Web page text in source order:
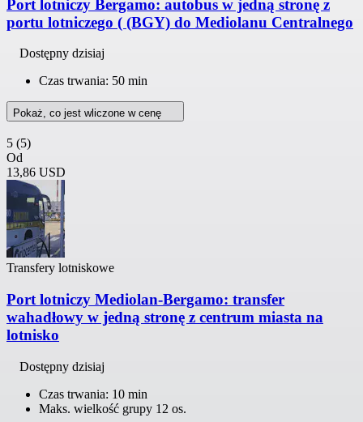
Port lotniczy Bergamo: autobus w jedną stronę z
portu lotniczego ( (BGY) do Mediolanu Centralnego
Dostępny dzisiaj
Czas trwania: 50 min
Pokaż, co jest wliczone w cenę
5 (5)
Od
13,86 USD
Transfery lotniskowe
Port lotniczy Mediolan-Bergamo: transfer
wahadłowy w jedną stronę z centrum miasta na
lotnisko
Dostępny dzisiaj
Czas trwania: 10 min
Maks. wielkość grupy 12 os.